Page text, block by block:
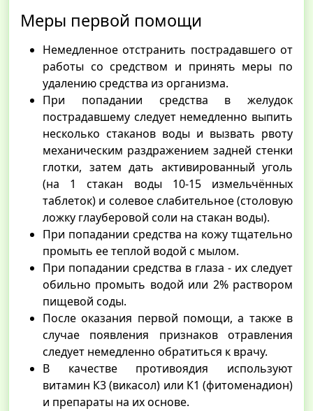
Меры первой помощи
Немедленное отстранить пострадавшего от
работы со средством и принять меры по
удалению средства из организма.
При попадании средства в желудок
пострадавшему следует немедленно выпить
несколько стаканов воды и вызвать рвоту
механическим раздражением задней стенки
глотки, затем дать активированный уголь
(на 1 стакан воды 10-15 измельчённых
таблеток) и солевое слабительное (столовую
ложку глауберовой соли на стакан воды).
При попадании средства на кожу тщательно
промыть ее теплой водой с мылом.
При попадании средства в глаза - их следует
обильно промыть водой или 2% раствором
пищевой соды.
После оказания первой помощи, а также в
случае появления признаков отравления
следует немедленно обратиться к врачу.
В качестве противоядия используют
витамин К3 (викасол) или К1 (фитоменадион)
и препараты на их основе.